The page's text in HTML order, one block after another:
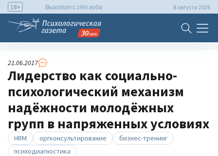
18+ Выходит с 1995 года 8 августа 2026
21.06.2017
Лидерство как социально-
психологический механизм
надёжности молодёжных
групп в напряженных условиях
HRM оргконсультирование
бизнес-тренинг
психодиагностика